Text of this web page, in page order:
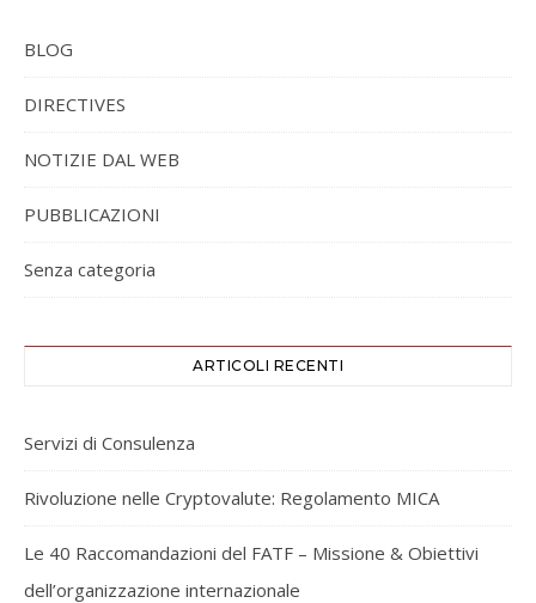
BLOG
DIRECTIVES
NOTIZIE DAL WEB
PUBBLICAZIONI
Senza categoria
ARTICOLI RECENTI
Servizi di Consulenza
Rivoluzione nelle Cryptovalute: Regolamento MICA
Le 40 Raccomandazioni del FATF – Missione & Obiettivi
dell’organizzazione internazionale